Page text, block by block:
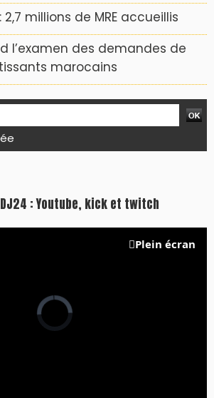
millions de MRE accueillis
l’examen des demandes de
marocains